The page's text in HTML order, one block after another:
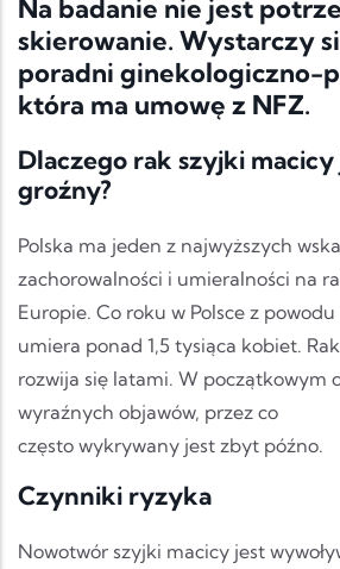
Na badanie nie jest
skierowanie. Wystarczy
poradni ginekologiczno-
która ma umowę z NFZ.
Dlaczego rak szyjki
groźny?
Polska ma jeden z najwyższych
zachorowalności i umieralności na
Europie. Co roku w Polsce z
umiera ponad 1,5 tysiąca kobiet.
rozwija się latami. W początkowym
wyraźnych objawów, przez co
często wykrywany jest zbyt późno.
Czynniki ryzyka
Nowotwór szyjki macicy jest